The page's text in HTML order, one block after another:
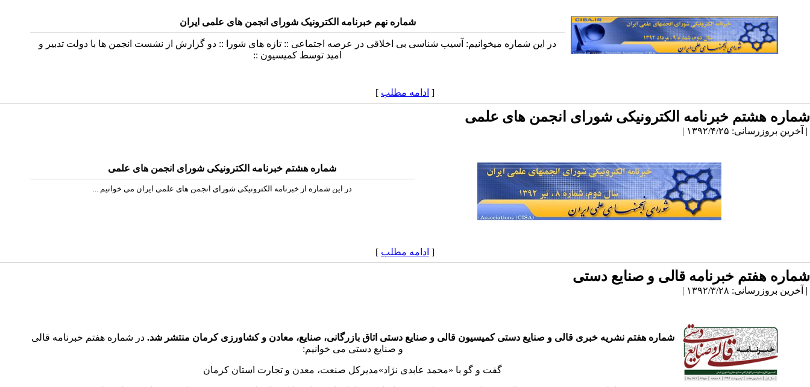
شماره نهم خبرنامه الکترونیک شورای انجمن های علمی ایران
در این شماره میخوانیم: آسیب شناسی بی اخلاقی در عرصه اجتماعی :: تازه های شورا :: دو گزارش از نشست انجمن ها با دولت تدبیر و
امید توسط کمیسیون ::
[ ادامه مطلب ]
شماره هشتم خبرنامه الکترونیکی شورای انجمن های علمی
| آخرین بروزرسانی: ۱۳۹۲/۴/۲۵ |
شماره هشتم خبرنامه الکترونیکی شورای انجمن های علمی
در این شماره از خبرنامه الکترونیکی شورای انجمن های علمی ایران می خوانیم ...
[ ادامه مطلب ]
شماره هفتم خبرنامه قالی و صنایع دستی
| آخرین بروزرسانی: ۱۳۹۲/۳/۲۸ |
شماره هفتم نشریه خبری قالی و صنایع دستی کمیسیون قالی و صنایع دستی اتاق بازرگانی، صنایع، معادن و کشاورزی کرمان منتشر شد.در شماره هفتم خبرنامه قالی
و صنایع دستی می خوانیم:
گفت و گو با «محمد عابدی نژاد»مدیرکل صنعت، معدن و تجارت استان کرمان